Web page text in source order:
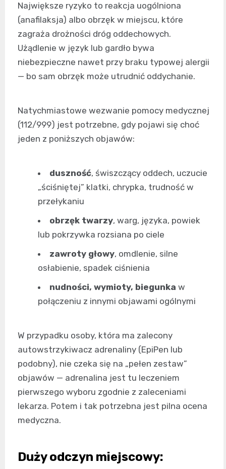
Największe ryzyko to reakcja uogólniona
(anafilaksja) albo obrzęk w miejscu, które
zagraża drożności dróg oddechowych.
Użądlenie w język lub gardło bywa
niebezpieczne nawet przy braku typowej alergii
— bo sam obrzęk może utrudnić oddychanie.
Natychmiastowe wezwanie pomocy medycznej
(112/999) jest potrzebne, gdy pojawi się choć
jeden z poniższych objawów:
duszność, świszczący oddech, uczucie
„ściśniętej” klatki, chrypka, trudność w
przełykaniu
obrzęk twarzy, warg, języka, powiek
lub pokrzywka rozsiana po ciele
zawroty głowy, omdlenie, silne
osłabienie, spadek ciśnienia
nudności, wymioty, biegunka w
połączeniu z innymi objawami ogólnymi
W przypadku osoby, która ma zalecony
autowstrzykiwacz adrenaliny (EpiPen lub
podobny), nie czeka się na „pełen zestaw”
objawów — adrenalina jest tu leczeniem
pierwszego wyboru zgodnie z zaleceniami
lekarza. Potem i tak potrzebna jest pilna ocena
medyczna.
Duży odczyn miejscowy: